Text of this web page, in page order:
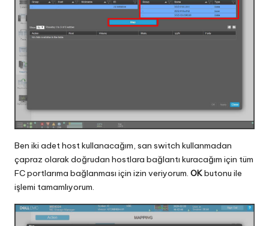
Ben iki adet host kullanacağım, san switch kullanmadan
çapraz olarak doğrudan hostlara bağlantı kuracağım için tüm
FC portlarıma bağlanması için izin veriyorum. OKbutonu ile
işlemi tamamlıyorum.